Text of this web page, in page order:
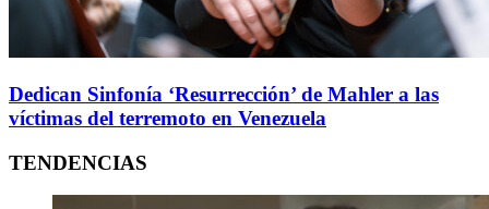
Dedican Sinfonía ‘Resurrección’ de Mahler a las
víctimas del terremoto en Venezuela
TENDENCIAS